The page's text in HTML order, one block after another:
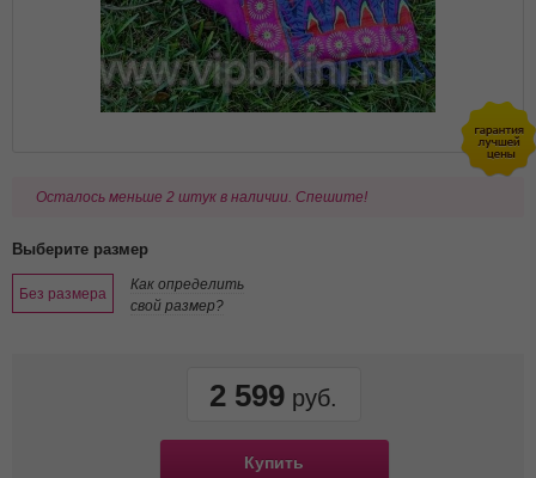
Осталось меньше 2 штук в наличии. Спешите!
Выберите размер
Без размера
Как определить
свой размер?
2 599
Купить